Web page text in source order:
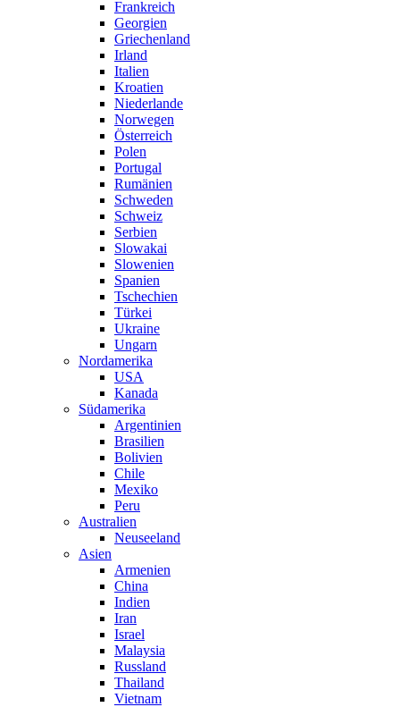
Frankreich
Georgien
Griechenland
Irland
Italien
Kroatien
Niederlande
Norwegen
Österreich
Polen
Portugal
Rumänien
Schweden
Schweiz
Serbien
Slowakai
Slowenien
Spanien
Tschechien
Türkei
Ukraine
Ungarn
Nordamerika
USA
Kanada
Südamerika
Argentinien
Brasilien
Bolivien
Chile
Mexiko
Peru
Australien
Neuseeland
Asien
Armenien
China
Indien
Iran
Israel
Malaysia
Russland
Thailand
Vietnam